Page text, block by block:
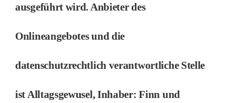
ausgeführt wird. Anbieter des
Onlineangebotes und die
datenschutzrechtlich verantwortliche Stelle
ist Alltagsgewusel, Inhaber: Finn und